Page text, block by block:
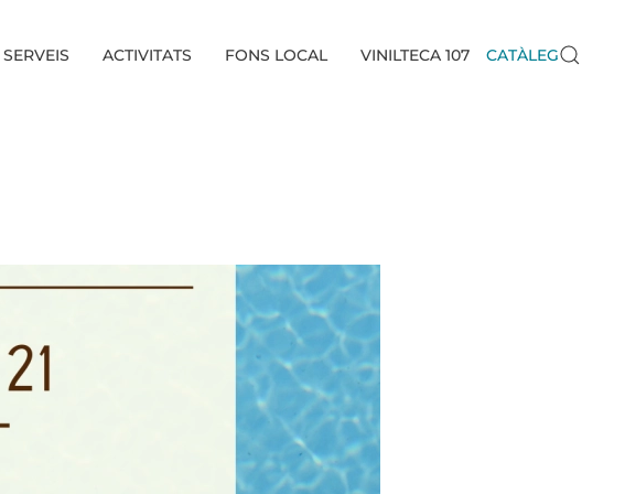
SERVEIS ACTIVITATS FONS LOCAL VINILTECA 107 CATÀLEG